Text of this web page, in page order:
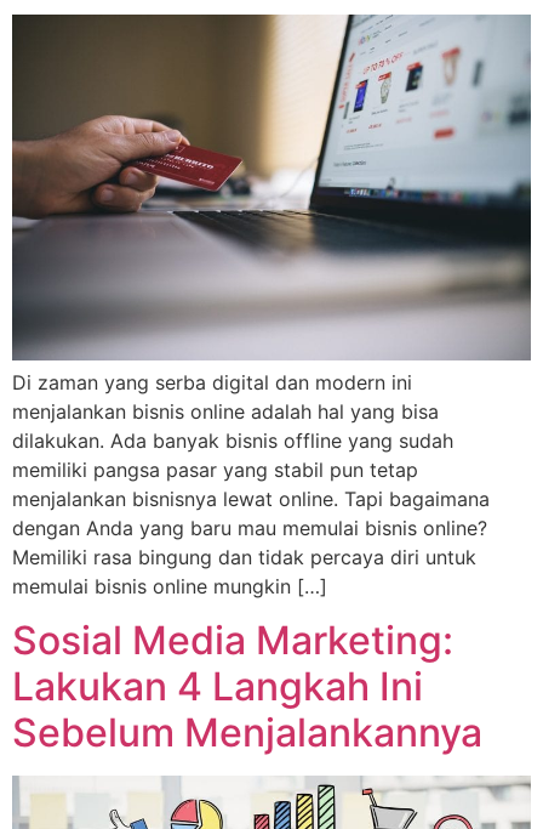
Di zaman yang serba digital dan modern ini
menjalankan bisnis online adalah hal yang bisa
dilakukan. Ada banyak bisnis offline yang sudah
memiliki pangsa pasar yang stabil pun tetap
menjalankan bisnisnya lewat online. Tapi bagaimana
dengan Anda yang baru mau memulai bisnis online?
Memiliki rasa bingung dan tidak percaya diri untuk
memulai bisnis online mungkin […]
Sosial Media Marketing:
Lakukan 4 Langkah Ini
Sebelum Menjalankannya